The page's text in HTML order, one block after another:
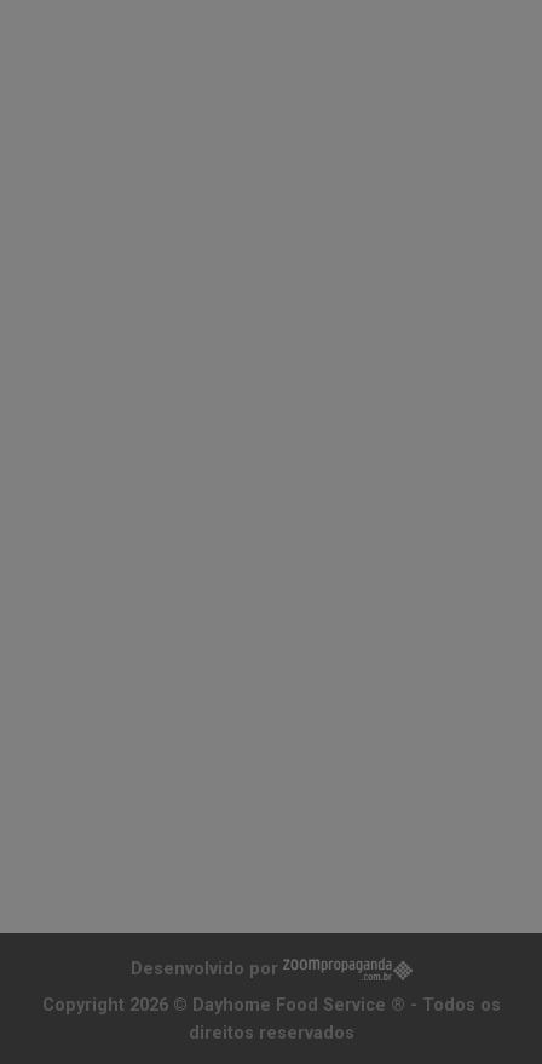
Desenvolvido por
Copyright 2026 © Dayhome Food Service ® - Todos os
direitos reservados